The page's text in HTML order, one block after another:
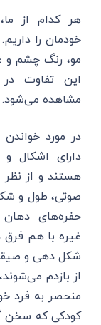
هر کدام از
خودمان را
مو، رنگ چشم و
این تفاوت
مشاهده می‌شود.
در مورد
دارای اشکال
هستند و از نظر
صوتی، طول و
حفره‌های
غیره با هم فرق
شکل دهی و
از بازدم
منحصر به فرد
کودکی که سخن